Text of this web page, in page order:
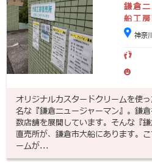
鎌倉
船工
神奈
オリジナルカスタードクリームを使
名な『鎌倉ニュージャーマン』。鎌
数店舗を展開しています。そんな『
直売所が、鎌倉市大船にあります。
ームが...